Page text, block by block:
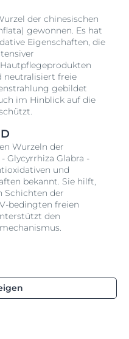
der chinesischen
gewonnen. Es hat
Eigenschaften, die
neutralisiert freie
gebildet
im Hinblick auf die
Wurzeln der
Glycyrrhiza Glabra -
und
bekannt. Sie hilft,
Schichten der
bedingten freien
den